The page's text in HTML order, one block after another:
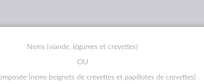
Nems (viande, légumes et crevettes)
OU
(nems beignets de crevettes et papillotes de crevettes)